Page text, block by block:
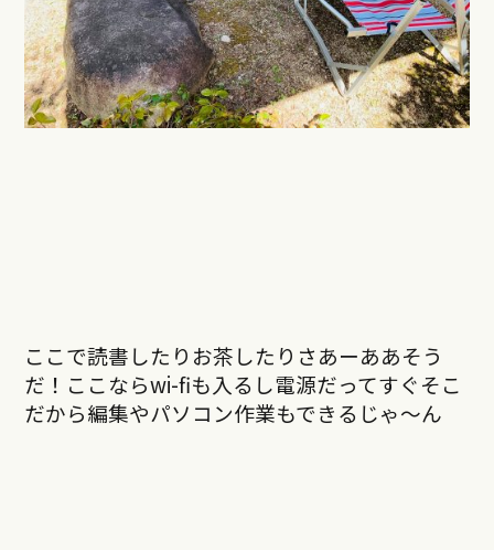
ここで読書したりお茶したりさあーああそう
だ！ここならwi-fiも入るし電源だってすぐそこ
だから編集やパソコン作業もできるじゃ〜ん